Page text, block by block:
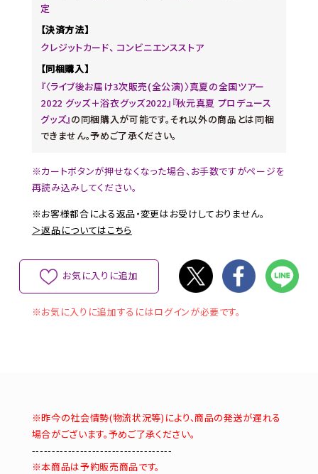
定
【決済方法】
クレジットカード、 コンビニエンスストア
【同梱購入】
『〈ライブ後お届け3次販売(全公演)〉真夏の全国ツアー
2022 グッズ＋浴衣グッズ2022』『秋元真夏 プロデュース
グッズ』の同梱購入が可能です。それ以外の商品とは同梱
できません。予めご了承ください。
※カートボタンが押せなくなった場合、お手数ですがページを
再読み込みしてください。
※お客様都合による返品・変更はお受けしておりません。
＞返品についてはこちら
お気に入りに追加
※お気に入りに追加するにはログインが必要です。
※昨今の社会情勢(物流状況等)により、商品の発送が遅れる
場合がございます。予めご了承ください。
-----------------------------------
※本商品は予約販売商品です。